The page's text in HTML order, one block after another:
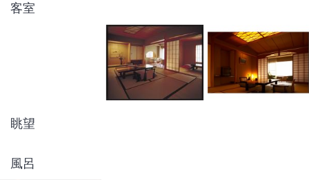
客室
眺望
風呂